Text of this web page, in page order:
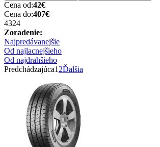
Cena od:42€
Cena do:407€
4324
Zoradenie:
Najpredávanejšie
Od najlacnejšieho
Od najdrahšieho
Predchádzajúca1 2Ďalšia